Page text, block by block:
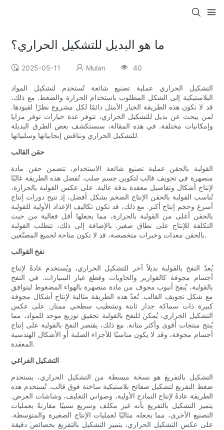
ما هو البديل للتشكيل الحراري؟
2025-05-11 Mulan 40
التشكيل الحراري عملية تصنيع شائعة تُستخدم لتشكيل المواد
البلاستيكية إلى الشكل المطلوب باستخدام الحرارة والضغط. مع ذلك،
قد لا تكون هذه الطريقة الخيار الأمثل دائمًا لكل مشروع نظرًا لقيودها.
لمن يبحث عن بديل للتشكيل الحراري، تتوفر عدة خيارات توفر مزايا
وإمكانيات مختلفة. في هذه المقالة، سنستكشف بعض الطرق البديلة
للتشكيل الحراري ونناقش إيجابياتها وسلبياتها.
حقن القالب
القولبة بالحقن عملية تصنيع شائعة الاستخدام، تتضمن حقن مادة
منصهرة في تجويف قالب لتكوين جسم صلب. تُفضل هذه الطريقة غالبًا
لإنتاج أشكال وتفاصيل معقدة بدقة عالية. على عكس القولبة بالحرارة،
تُناسب القولبة بالحقن الإنتاج الضخم بشكل أفضل، إذ تتيح دورات إنتاج
أسرع وحجم إنتاج أكبر. مع ذلك، قد تكون تكاليف الإعداد الأولية للقولبة
بالحقن أعلى من القولبة بالحرارة، مما يجعلها أقل فعالية من حيث
التكلفة للإنتاج على نطاق صغير. بالإضافة إلى ذلك، تتطلب القولبة
بالحقن معدات وخبرات متخصصة، قد لا تكون متاحة لجميع المصنّعين.
نفخ القوالب
يُعدّ النفخ بالقولبة بديلاً آخر للتشكيل الحراري، ويُستخدم عادةً لإنتاج
أجسام مجوفة كالقوارير والحاويات وقطع غيار السيارات. في النفخ
بالقولبة، يُنفخ أنبوب مجوف من مادة منصهرة بالهواء المضغوط ليتوافق
مع شكل تجويف القالب. تُعدّ هذه الطريقة مثالية لإنتاج أشكال مجوفة
كبيرة ذات سماكة جدار ثابتة وتشطيب سطحي ممتاز. على عكس
التشكيل الحراري، يُمكن للنفخ بالقولبة تحقيق توزيع موحد للمواد، مما
يُنتج منتجات أقوى وأكثر متانة. مع ذلك، يقتصر النفخ بالقولبة على إنتاج
أجسام مجوفة، وقد لا يكون مناسبًا للأجزاء الصلبة أو الأشكال الهندسية
المعقدة.
التشكيل الفراغي
التشكيل بالتفريغ هو نسخة مبسطة من التشكيل الحراري، يستخدم
ضغط التفريغ لتشكيل صفائح بلاستيكية ساخنة فوق قالب. تُستخدم هذه
الطريقة عادةً لإنتاج النماذج الأولية، وصواني التغليف، وشاشات العرض.
يتميز التشكيل بالتفريغ بأنه غير مكلف وسريع نسبيًا مقارنةً بعمليات
التصنيع الأخرى، مما يجعله مثاليًا لعمليات الإنتاج الصغيرة والمتوسطة.
على عكس التشكيل الحراري، يتميز التشكيل بالتفريغ بخصائص دقيقة